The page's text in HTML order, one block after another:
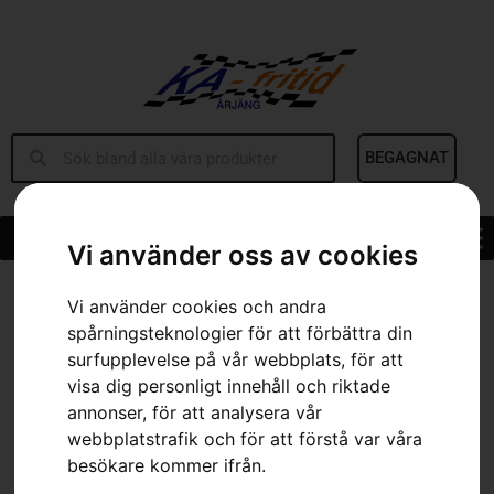
Vi använder oss av cookies
Vi använder cookies och andra
spårningsteknologier för att förbättra din
surfupplevelse på vår webbplats, för att
visa dig personligt innehåll och riktade
annonser, för att analysera vår
webbplatstrafik och för att förstå var våra
besökare kommer ifrån.
BEGAGNAT